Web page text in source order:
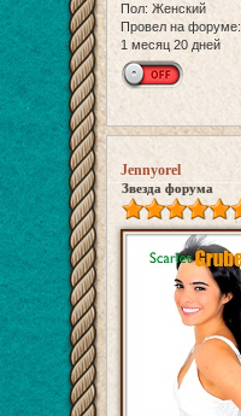
Пол: Женский
Провел на форуме:
1 месяц 20 дней
Jennyorel
Звезда форума